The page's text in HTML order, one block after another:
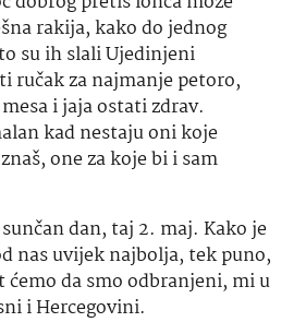
rakija, kako do jednog
su ih slali Ujedinjeni
ručak za najmanje petoro,
i jaja ostati zdrav.
kad nestaju oni koje
one za koje bi i sam
dan, taj 2. maj. Kako je
nas uvijek najbolja, tek puno,
da smo odbranjeni, mi u
i Hercegovini.